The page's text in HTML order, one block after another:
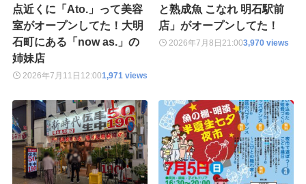
点近くに「Ato.」って美容
室がオープンしてた！大明
石町にある「now as.」の
姉妹店
2026年7月11日 12:001,971 views
と熟成魚 こなれ 明石駅前
店」がオープンしてた！
2026年7月8日21:003,970 views